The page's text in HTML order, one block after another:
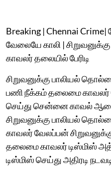
Breaking | Chennai
வேலையே காலி |
காவலர் தலையில் பேரிடி
சிறுவனுக்கு பாலியல்
பணி நீக்கம் தலைமை
செய்து சென்னை காவல்
சிறுவனுக்கு பாலியல்
காவலர் வேலப்பன்
தலைமை காவலர் டிஸ்மிஸ்
டிஸ்மிஸ் செய்து அதிரடி